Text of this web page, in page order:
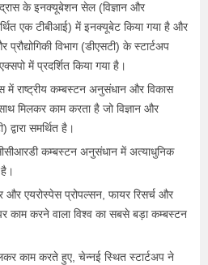
के इनक्यूबेशन सेल (विज्ञान और
समर्थित एक टीबीआई) में इनक्यूबेट किया गया है और
विभाग (डीएसटी) के स्टार्टअप
में प्रदर्शित किया गया है।
में राष्ट्रीय कम्बस्टन अनुसंधान और विकास
मिलकर काम करता है जो विज्ञान और
द्वारा समर्थित है।
कम्बस्टन अनुसंधान में अत्याधुनिक
और एयरोस्पेस प्रोपल्सन, फायर रिसर्च और
काम करने वाला विश्व का सबसे बड़ा कम्बस्टन
काम करते हुए, चेन्नई स्थित स्टार्टअप ने